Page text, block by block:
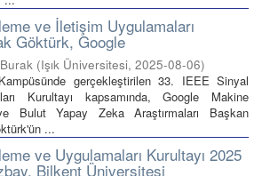
ve İletişim Uygulamaları
Göktürk, Google
(Işık Üniversitesi, 2025-08-06)
gerçekleştirilen 33. IEEE Sinyal
Kurultayı kapsamında, Google Makine
Bulut Yapay Zeka Araştırmaları Başkan
...
ve Uygulamaları Kurultayı 2025
Bilkent Üniversitesi